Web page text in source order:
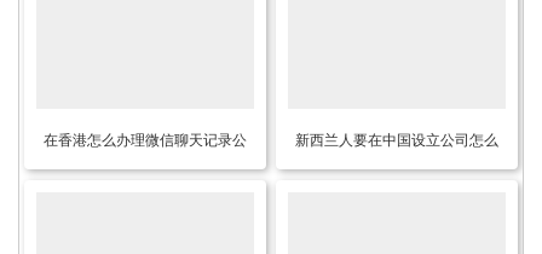
在香港怎么办理微信聊天记录公
证用于作为证据在内地法院诉
新西兰人要在中国设立公司怎么
办理新西兰护照公证认证？